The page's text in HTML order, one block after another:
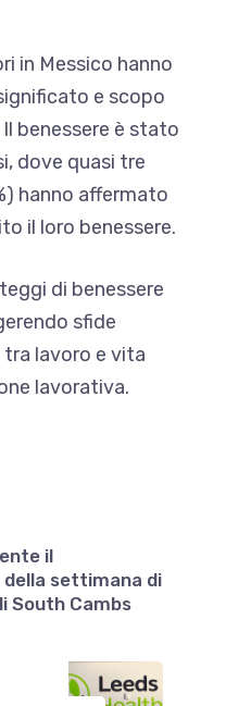
in Messico hanno
e scopo
Il benessere è stato
dove quasi tre
hanno affermato
il loro benessere.
di benessere
sfide
tra lavoro e vita
lavorativa.
il
settimana di
South Cambs